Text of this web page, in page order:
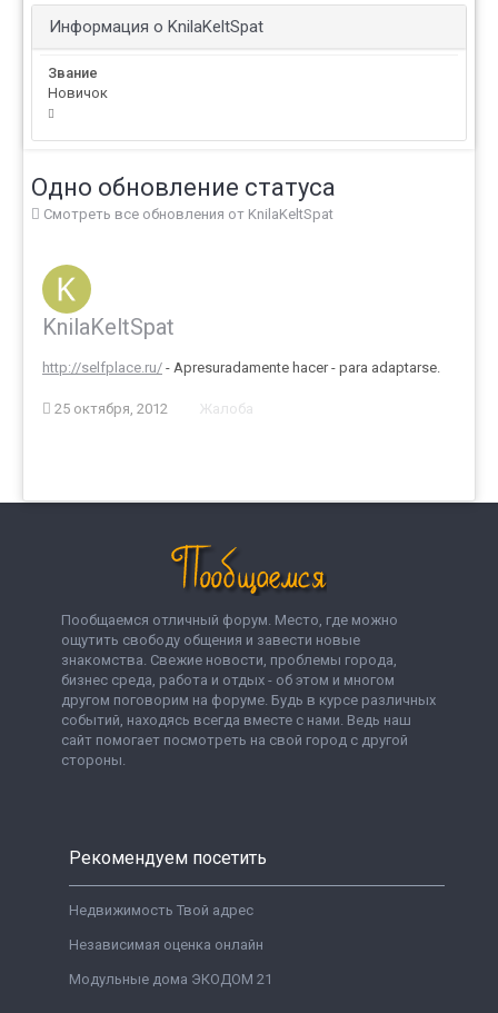
Информация о KnilaKeltSpat
Звание
Новичок
Одно обновление статуса
Смотреть все обновления от KnilaKeltSpat
KnilaKeltSpat
http://selfplace.ru/ - Apresuradamente hacer - para adaptarse.
25 октября, 2012 Жалоба
Пообщаемся отличный форум. Место, где можно
ощутить свободу общения и завести новые
знакомства. Свежие новости, проблемы города,
бизнес среда, работа и отдых - об этом и многом
другом поговорим на форуме. Будь в курсе различных
событий, находясь всегда вместе с нами. Ведь наш
сайт помогает посмотреть на свой город с другой
стороны.
Рекомендуем посетить
Недвижимость Твой адрес
Независимая оценка онлайн
Модульные дома ЭКОДОМ 21